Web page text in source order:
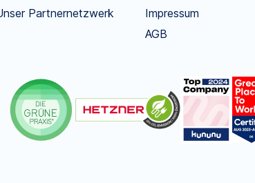
Partnernetzwerk
Impressum
AGB